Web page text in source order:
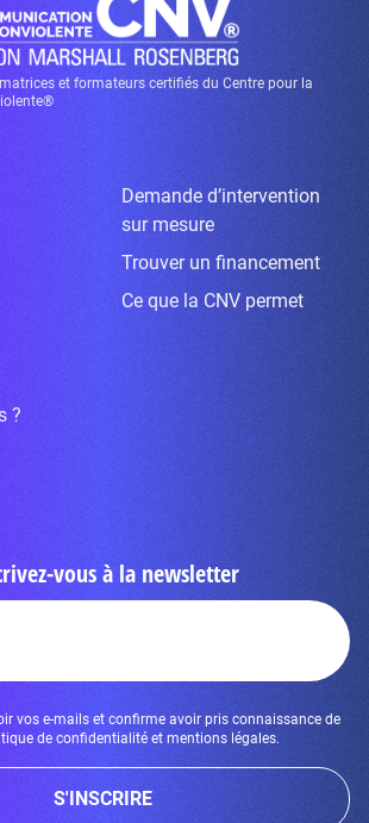
et formateurs certifiés du Centre pour la
Demande d’intervention
sur mesure
Trouver un financement
Ce que la CNV permet
?
vous à la newsletter
vos e-mails et confirme avoir pris connaissance de
de confidentialité et mentions légales.
S'INSCRIRE